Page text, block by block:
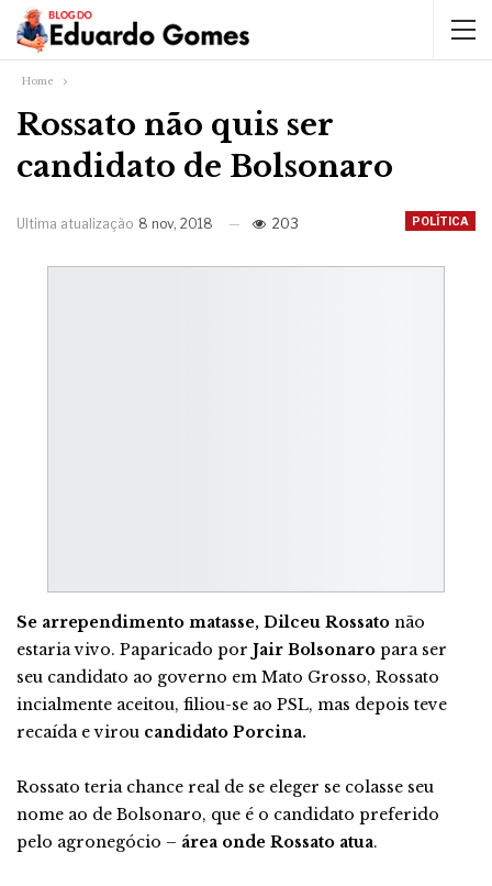
Home
Rossato não quis ser
candidato de Bolsonaro
POLÍTICA
Ultima atualização 8 nov, 2018 203
Se arrependimento matasse, Dilceu Rossato não
estaria vivo. Paparicado por Jair Bolsonaro para ser
seu candidato ao governo em Mato Grosso, Rossato
incialmente aceitou, filiou-se ao PSL, mas depois teve
recaída e virou candidato Porcina.
Rossato teria chance real de se eleger se colasse seu
nome ao de Bolsonaro, que é o candidato preferido
pelo agronegócio – área onde Rossato atua.